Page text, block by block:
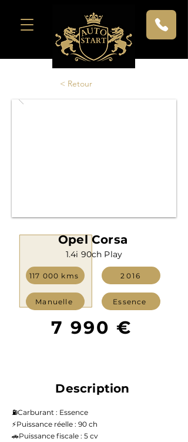
< Retour
1.4i 90ch Play
7 990 €
Opel Corsa
2016
117 000 kms
Essence
Manuelle
Description
⛽️Carburant : Essence
⚡️Puissance réelle : 90 ch
🚗Puissance fiscale : 5 cv